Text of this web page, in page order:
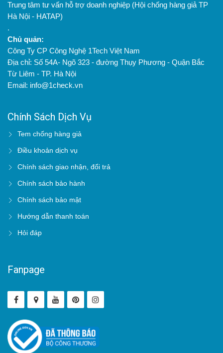
Trung tâm tư vấn hỗ trợ doanh nghiệp (Hội chống hàng giả TP
Hà Nội - HATAP)
.
Chủ quản:
Công Ty CP Công Nghệ 1Tech Việt Nam
Địa chỉ: Số 54A- Ngõ 323 - đường Thụy Phương - Quận Bắc
Từ Liêm - TP. Hà Nội
Email: info@1check.vn
Chính Sách Dịch Vụ
Tem chống hàng giả
Điều khoản dịch vụ
Chính sách giao nhận, đổi trả
Chính sách bảo hành
Chính sách bảo mật
Hướng dẫn thanh toán
Hỏi đáp
Fanpage